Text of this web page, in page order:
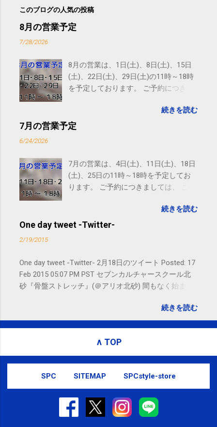
このブログの人気の投稿
8月の営業予定
7/28/2026
8月の営業は、1日(土)、8日(土)、15日
(土)、22日(土)、29日(土)の11時～18時
を予定しております。 ご予約につきま
す。 電話に出られないことがあります
ので、ご予約、お問い合わせは
続きを読む
7月の営業予定
6/24/2026
7月の営業は、4日(土)、11日(土)、18日
(土)、25日の11時～18時を予定してお
ります。 ご予約につきましては、 こち
れないことがありますので、ご予約、
お問い合わせはSMS（ショートメッセ
続きを読む
One day tweet -Twitter-
2/19/2015
One day tweet -Twitter- 2月18日のツイート Posted: 17
Feb 2015 05:07 PM PST セブンカルチャースクール北
砂『骨盤ストレッチ』(＠アリオ北砂) 間もなく始まり
subscribed to email updates from サクマフィジカルコ
ンディショニング(@SPCstyle) - Twilog To stop
Email delivery powered by Google Google Inc., 1600
Amphitheatre Parkway, Mountain View, CA 94043,
続きを読む
∧ TOP
SPC SITEMAP SPCstyle-store